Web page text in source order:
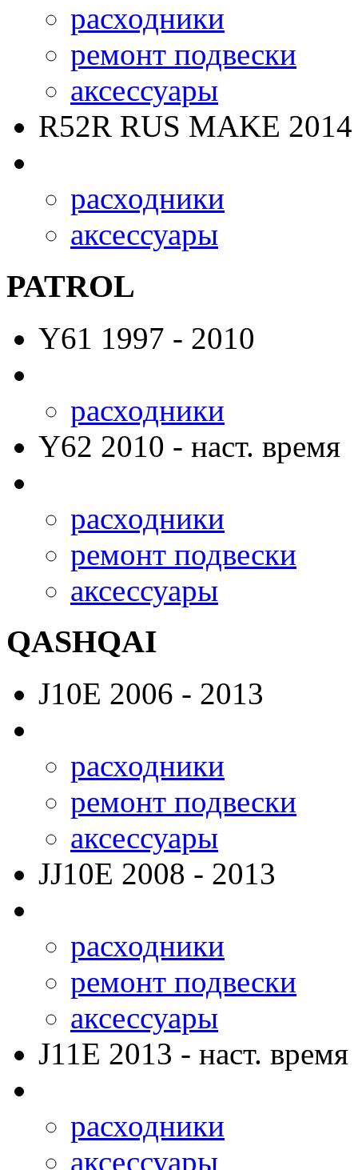
расходники
ремонт подвески
аксессуары
R52R RUS MAKE
расходники
аксессуары
PATROL
Y61 1997 - 2010
расходники
Y62 2010 - наст. время
расходники
ремонт подвески
аксессуары
QASHQAI
J10E 2006 - 2013
расходники
ремонт подвески
аксессуары
JJ10E 2008 - 2013
расходники
ремонт подвески
аксессуары
J11E 2013 - наст. время
расходники
аксессуары